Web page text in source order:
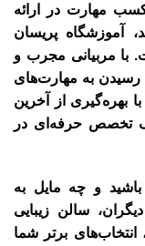
کسب مهارت در ارائه
آموزشگاه پریسان
با مربیانی مجرب و
رسیدن به مهارت‌های
بهره‌گیری از آخرین
یک تخصص حرفه‌ای در
باشید و چه مایل به
سالن زیبایی
انتخاب‌های برتر شما